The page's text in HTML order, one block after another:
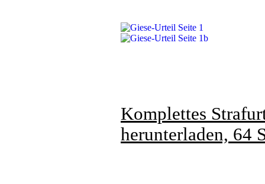
Komplettes
herunterladen, 64